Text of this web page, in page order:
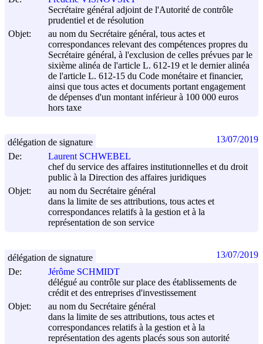
Secrétaire général adjoint de l'Autorité de contrôle
prudentiel et de résolution
Objet:
au nom du Secrétaire général, tous actes et
correspondances relevant des compétences propres du
Secrétaire général, à l'exclusion de celles prévues par le
sixième alinéa de l'article L. 612-19 et le dernier alinéa
de l'article L. 612-15 du Code monétaire et financier,
ainsi que tous actes et documents portant engagement
de dépenses d'un montant inférieur à 100 000 euros
hors taxe
De:
Laurent SCHWEBEL
chef du service des affaires institutionnelles et du droit
public à la Direction des affaires juridiques
Objet:
au nom du Secrétaire général
dans la limite de ses attributions, tous actes et
correspondances relatifs à la gestion et à la
représentation de son service
délégation de signature 13/07/2019
De:
Jérôme SCHMIDT
délégué au contrôle sur place des établissements de
crédit et des entreprises d'investissement
Objet:
au nom du Secrétaire général
dans la limite de ses attributions, tous actes et
correspondances relatifs à la gestion et à la
représentation des agents placés sous son autorité
délégation de signature 13/07/2019